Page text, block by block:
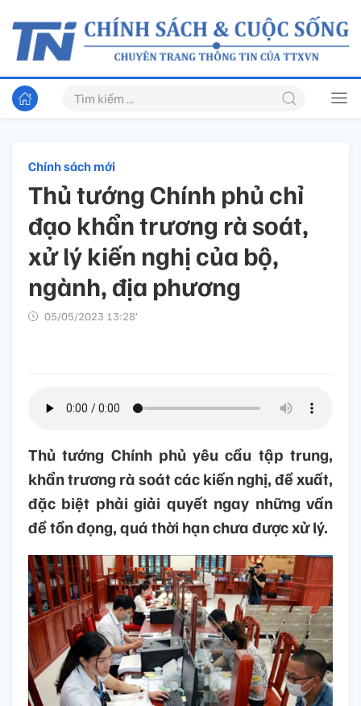
Chính sách mới
Thủ tướng Chính phủ chỉ
đạo khẩn trương rà soát,
xử lý kiến nghị của bộ,
ngành, địa phương
05/05/2023 13:28’
Thủ tướng Chính phủ yêu cầu tập trung,
khẩn trương rà soát các kiến nghị, đề xuất,
đặc biệt phải giải quyết ngay những vấn
đề tồn đọng, quá thời hạn chưa được xử lý.